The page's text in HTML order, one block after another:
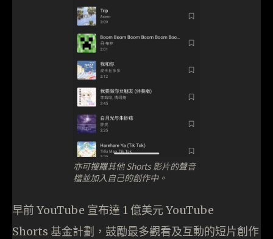
亦可搜羅其他 Shorts 影片的聲音
檔並加入自己的創作中。
早前 YouTube 宣布達 1 億美元 YouTube
Shorts 基金計劃，鼓勵最多觀看及互動的短片創作